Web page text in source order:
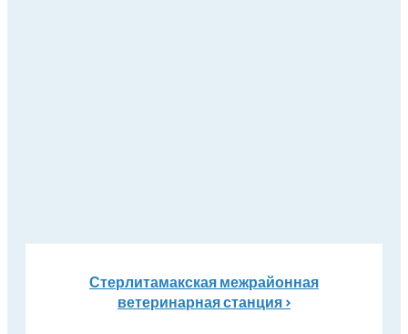
Стерлитамакская межрайонная
ветеринарная станция >